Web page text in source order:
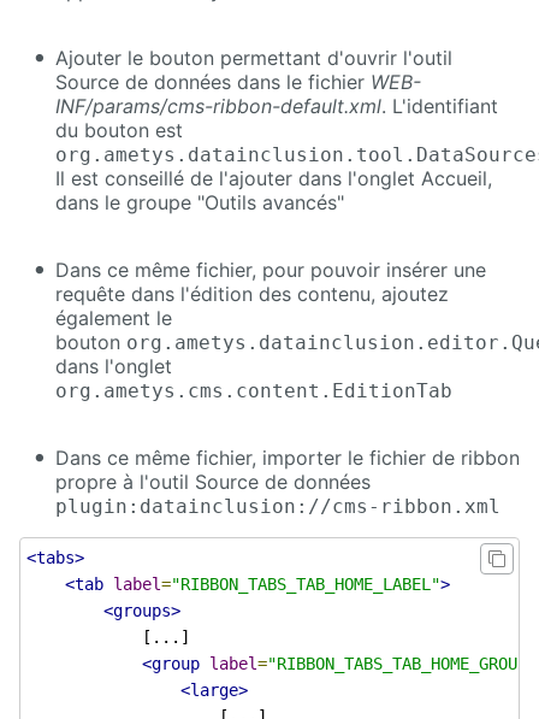
CaptchEtat
Cart
Classified
Content
IO
ContentTypes
Editor
Datasources
Explorer
Deploy
starter
Ajouter le bouton permettant d'ouvrir l'outil
Source de données dans le fichier WEB-
INF/params/cms-ribbon-default.xml. L'identifiant
du bouton est
Il est conseillé de l'ajouter dans l'onglet Accueil,
dans le groupe "Outils avancés"
Dans ce même fichier, pour pouvoir insérer une
requête dans l'édition des contenu, ajoutez
également le
bouton
dans l'onglet
org.ametys.cms.content.EditionTab
Dans ce même fichier, importer le fichier de ribbon
propre à l'outil Source de données
plugin:datainclusion://cms-ribbon.xml
<tabs>
<tab label="RIBBON_TABS_TAB_HOME_LABEL">
<groups>
<group label=
<large>